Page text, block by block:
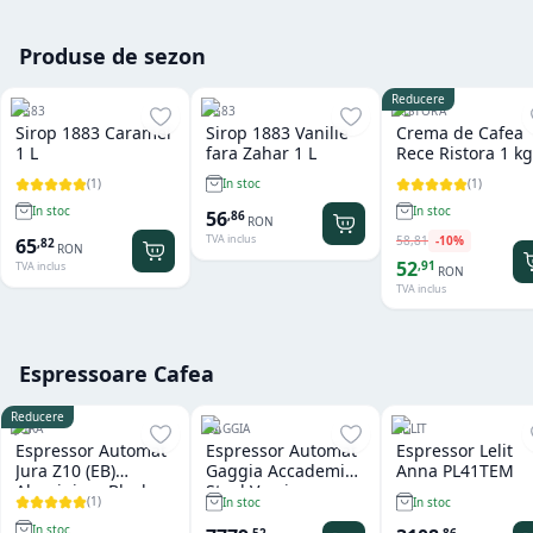
Produse de sezon
1883
Sirop 1883 Caramel
1 L
(1)
In stoc
65,82 RON
TVA inclus
1883
Sirop 1883 Vanilie
fara Zahar 1 L
In stoc
56,86 RON
TVA inclus
Reducere
RISTORA
Crema de Cafea
Rece Ristora 1 kg
(1)
In stoc
58,81 -10%
52,91 RON
TVA inclus
Espressoare Cafea
Reducere
JURA
Espressor Automat
Jura Z10 (EB)
Aluminium Black
(1)
In stoc
GAGGIA
Espressor Automat
Gaggia Accademia
Steel Version
In stoc
LELIT
Espressor Lelit
Anna PL41TEM
In stoc